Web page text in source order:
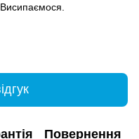
Повернення